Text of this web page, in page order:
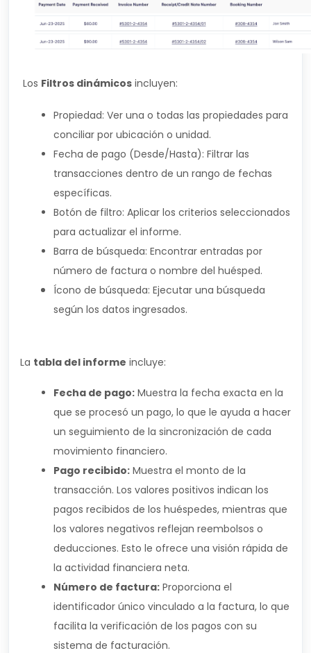
Los Filtros dinámicos incluyen:
Propiedad: Ver una o todas las propiedades para
conciliar por ubicación o unidad.
Fecha de pago (Desde/Hasta): Filtrar las
transacciones dentro de un rango de fechas
específicas.
Botón de filtro: Aplicar los criterios seleccionados
para actualizar el informe.
Barra de búsqueda: Encontrar entradas por
número de factura o nombre del huésped.
Ícono de búsqueda: Ejecutar una búsqueda
según los datos ingresados.
La tabla del informe incluye:
Fecha de pago: Muestra la fecha exacta en la
que se procesó un pago, lo que le ayuda a hacer
un seguimiento de la sincronización de cada
movimiento financiero.
Pago recibido: Muestra el monto de la
transacción. Los valores positivos indican los
pagos recibidos de los huéspedes, mientras que
los valores negativos reflejan reembolsos o
deducciones. Esto le ofrece una visión rápida de
la actividad financiera neta.
Número de factura: Proporciona el
identificador único vinculado a la factura, lo que
facilita la verificación de los pagos con su
sistema de facturación.